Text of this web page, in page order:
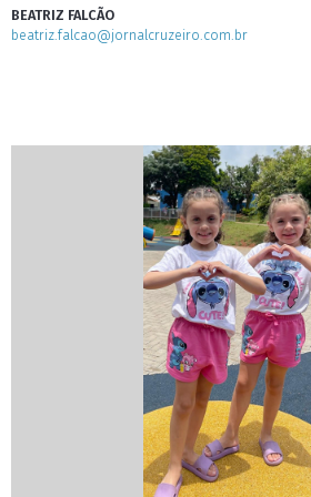
BEATRIZ FALCÃO
beatriz.falcao@jornalcruzeiro.com.br